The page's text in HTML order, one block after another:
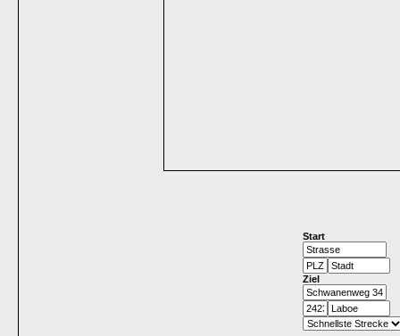
Start
Ziel